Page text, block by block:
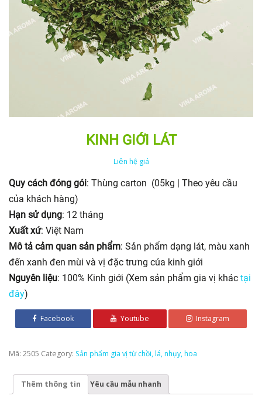
KINH GIỚI LÁT
Liên hệ giá
Quy cách đóng gói: Thùng carton (05kg | Theo yêu cầu
của khách hàng)
Hạn sử dụng: 12 tháng
Xuất xứ: Việt Nam
Mô tả cảm quan sản phẩm: Sản phẩm dạng lát, màu xanh
đến xanh đen mùi và vị đặc trưng của kinh giới
Nguyên liệu: 100% Kinh giới (Xem sản phẩm gia vị khác tại
đây)
Facebook Youtube Instagram
Mã: 2505 Category: Sản phẩm gia vị từ chồi, lá, nhụy, hoa
Thêm thông tin Yêu cầu mẫu nhanh